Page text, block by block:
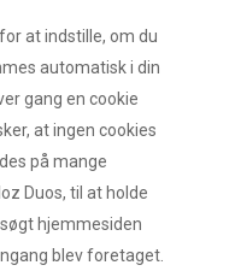
at indstille, om du
automatisk i din
gang en cookie
at ingen cookies
på mange
Duos, til at holde
hjemmesiden
blev foretaget.